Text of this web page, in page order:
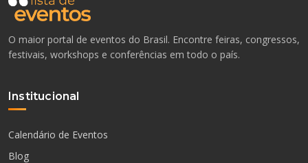
O maior portal de eventos do Brasil. Encontre feiras, congressos,
festivais, workshops e conferências em todo o país.
Institucional
Calendário de Eventos
Blog